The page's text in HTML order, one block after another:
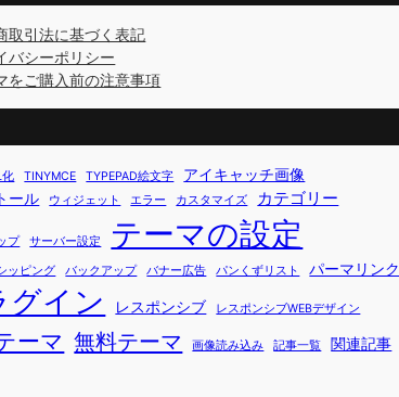
取引法に基づく表記
バシーポリシー
をご購入前の注意事項
化 TINYMCE TYPEPAD絵文字
アイキャッチ画像
ール
ウィジェット エラー カスタマイズ カテゴリー
プ サーバー設定 テーマの設定
ッピング バックアップ バナー広告 パンくずリスト パーマリンク
グイン レスポンシブ レスポンシブWEBデザイン
ーマ 無料テーマ 画像読み込み 記事一覧 関連記事